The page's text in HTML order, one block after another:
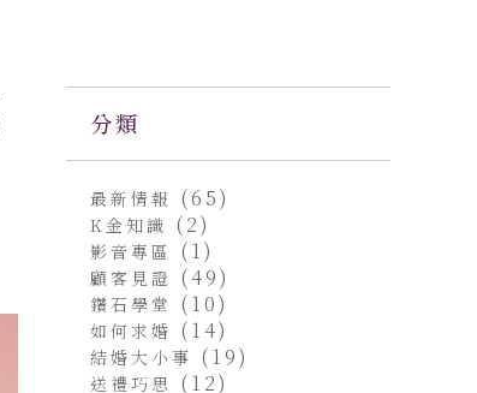
分類
最新情報 (65)
K金知識 (2)
影音專區 (1)
顧客見證 (49)
鑽石學堂 (10)
如何求婚 (14)
結婚大小事 (19)
送禮巧思 (12)